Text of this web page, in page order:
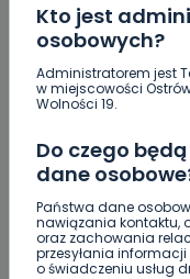
Kto jest
osobowych?
Administratorem jest
w miejscowości
Wolności 19.
Do czego
dane
Państwa dane
nawiązania kontaktu,
oraz zachowania
przesyłania
o świadczeniu usług
WSZYSTKIE
EDUKACJA
KORONAWIRUS
SYGNALE
OPINIE
ŚRODOWISKO